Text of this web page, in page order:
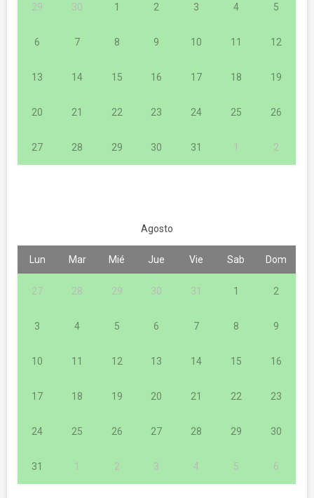
29 30 1 2 3 4 5
6 7 8 9 10 11 12
13 14 15 16 17 18 19
20 21 22 23 24 25 26
27 28 29 30 31 1 2
Agosto
Lun Mar Mié Jue Vie Sab Dom
27 28 29 30 31 1 2
3 4 5 6 7 8 9
10 11 12 13 14 15 16
17 18 19 20 21 22 23
24 25 26 27 28 29 30
31 1 2 3 4 5 6